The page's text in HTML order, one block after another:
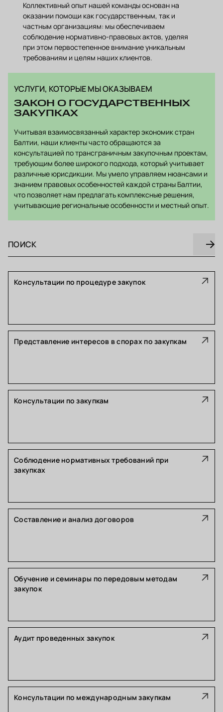
Коллективный опыт нашей команды основан на
оказании помощи как государственным, так и
частным организациям: мы обеспечиваем
соблюдение нормативно-правовых актов, уделяя
при этом первостепенное внимание уникальным
требованиям и целям наших клиентов.
УСЛУГИ, КОТОРЫЕ МЫ ОКАЗЫВАЕМ
ЗАКОН О ГОСУДАРСТВЕННЫХ
ЗАКУПКАХ
Учитывая взаимосвязанный характер экономик стран
Балтии, наши клиенты часто обращаются за
консультацией по трансграничным закупочным проектам,
требующим более широкого подхода, который учитывает
различные юрисдикции. Мы умело управляем нюансами и
знанием правовых особенностей каждой страны Балтии,
что позволяет нам предлагать комплексные решения,
учитывающие региональные особенности и местный опыт.
Консультации по процедуре закупок
Представление интересов в спорах по закупкам
Консультации по закупкам
Соблюдение нормативных требований при
закупках
Составление и анализ договоров
Обучение и семинары по передовым методам
закупок
Аудит проведенных закупок
Консультации по международным закупкам